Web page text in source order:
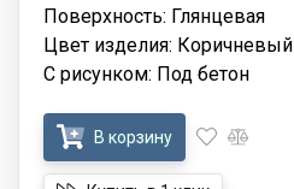
Поверхность: Глянцевая
Цвет изделия: Коричневый
С рисунком: Под бетон
В корзину